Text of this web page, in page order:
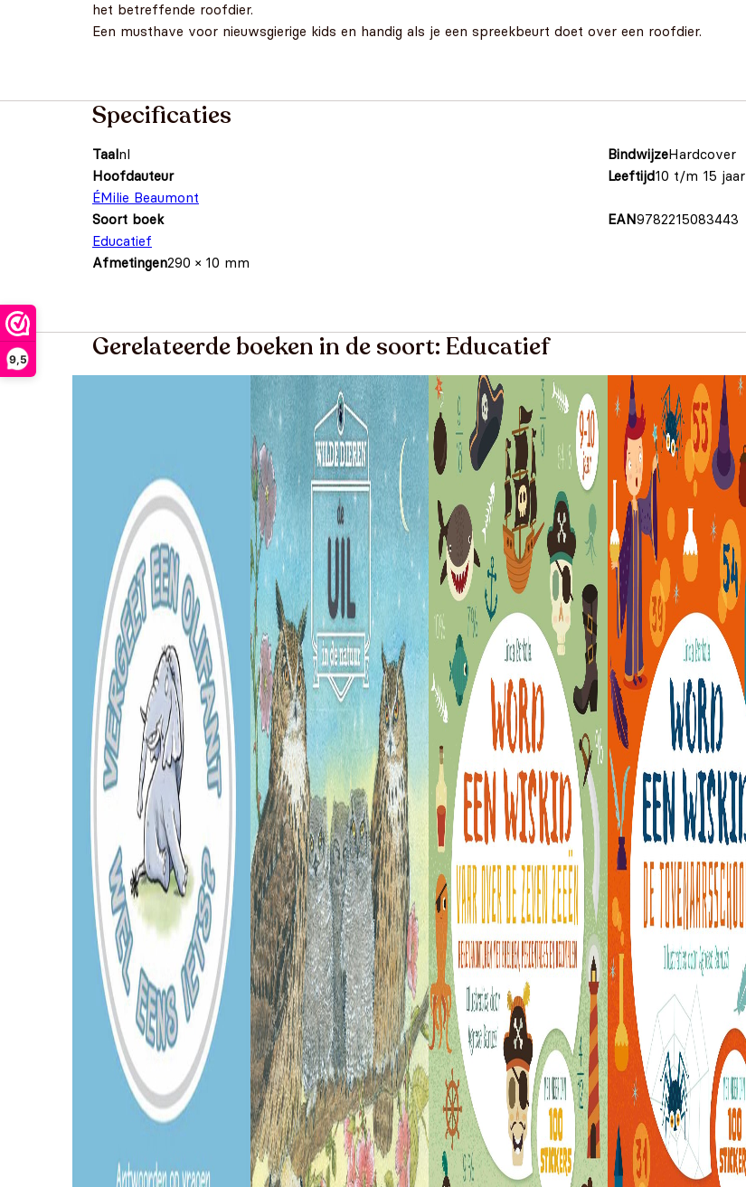
9,5
het betreffende roofdier.
Een musthave voor nieuwsgierige kids en handig als je een spreekbeurt doet over een roofdier.
Specificaties
Taalnl BindwijzeHardcover
Hoofdauteur
ÉMilie Beaumont
Leeftijd10 t/m 15 jaar
Soort boek
Educatief
EAN9782215083443
Afmetingen290 × 10 mm
Gerelateerde boeken in de soort: Educatief